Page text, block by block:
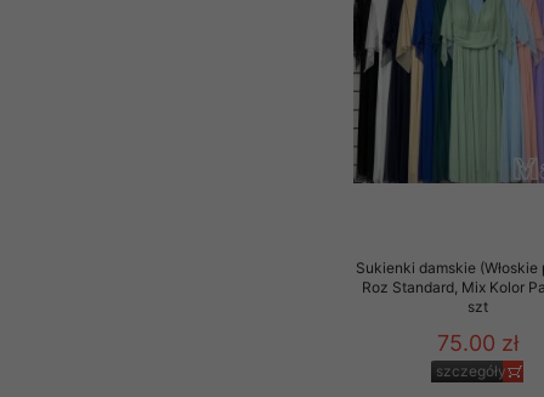
Sukienki damskie (Włoskie
Roz Standard, Mix Kolor
szt
75.00 zł
szczegóły